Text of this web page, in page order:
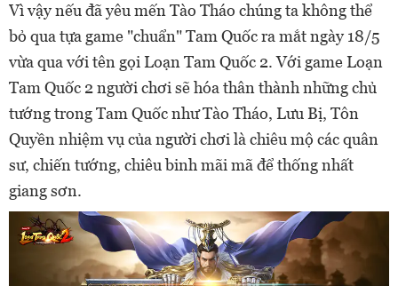
Vì vậy nếu đã yêu mến Tào Tháo chúng ta không thể
bỏ qua tựa game "chuẩn" Tam Quốc ra mắt ngày 18/5
vừa qua với tên gọi Loạn Tam Quốc 2. Với game Loạn
Tam Quốc 2 người chơi sẽ hóa thân thành những chủ
tướng trong Tam Quốc như Tào Tháo, Lưu Bị, Tôn
Quyền nhiệm vụ của người chơi là chiêu mộ các quân
sư, chiến tướng, chiêu binh mãi mã để thống nhất
giang sơn.